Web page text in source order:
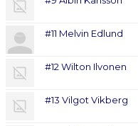
#11 Melvin Edlund
#12 Wilton Ilvonen
#13 Vilgot Vikberg